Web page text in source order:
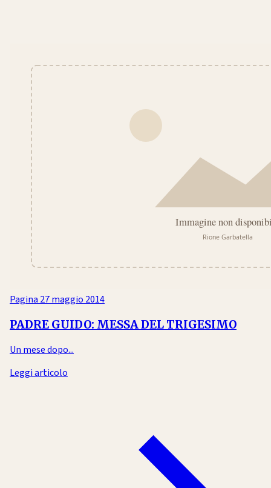
Pagina 27 maggio 2014
PADRE GUIDO: MESSA DEL TRIGESIMO
Un mese dopo...
Leggi articolo